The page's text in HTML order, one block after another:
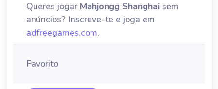
Queres jogar Mahjongg Shanghai sem
anúncios? Inscreve-te e joga em
adfreegames.com.
Favorito